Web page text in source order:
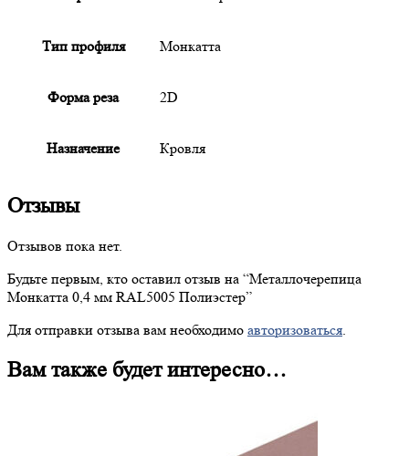
Тип профиля Монкатта
Форма реза 2D
Назначение Кровля
Отзывы
Отзывов пока нет.
Будьте первым, кто оставил отзыв на “Металлочерепица
Монкатта 0,4 мм RAL5005 Полиэстер”
Для отправки отзыва вам необходимо авторизоваться
Вам также будет интересно…